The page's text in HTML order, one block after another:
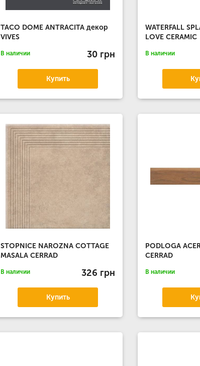
TACO DOME ANTRACITA декор
VIVES
В наличии 30 грн
Купить
WATERFALL
LOVE CERAMIC
В наличии
STOPNICE NAROZNA COTTAGE
MASALA CERRAD
В наличии 326 грн
Купить
PODLOGA
CERRAD
В наличии